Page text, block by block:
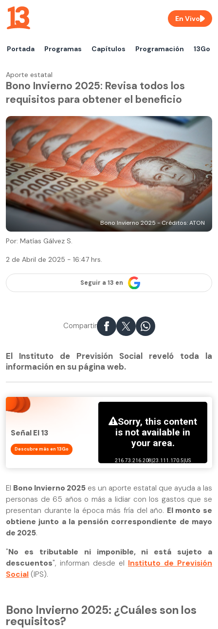
Portada Programas Capítulos Programación 13Go
En Vivo
Aporte estatal
Bono Invierno 2025: Revisa todos los
requisitos para obtener el beneficio
Bono Invierno 2025 - Créditos: ATON
Por: Matías Gálvez S.
2 de Abril de 2025 - 16:47 hrs.
Seguir a 13 en
Compartir
El Instituto de Previsión Social reveló toda la
información en su página web.
Señal El 13
Descubre más en 13Go
El Bono Invierno 2025 es un aporte estatal que ayuda a las
personas de 65 años o más a lidiar con los gastos que se
presentan durante la época más fría del año. El monto se
obtiene junto a la pensión correspondiente de mayo
de 2025.
"No es tributable ni imponible, ni está sujeto a
descuentos", informan desde el Instituto de Previsión
Social (IPS).
Bono Invierno 2025: ¿Cuáles son los
requisitos?